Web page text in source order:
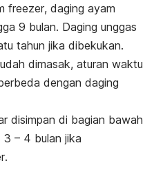
freezer, daging ayam
9 bulan. Daging unggas
tahun jika dibekukan.
dimasak, aturan waktu
dengan daging
disimpan di bagian bawah
3 – 4 bulan jika
.